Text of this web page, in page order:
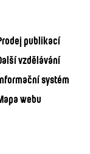
publikací
vzdělávání
systém
webu